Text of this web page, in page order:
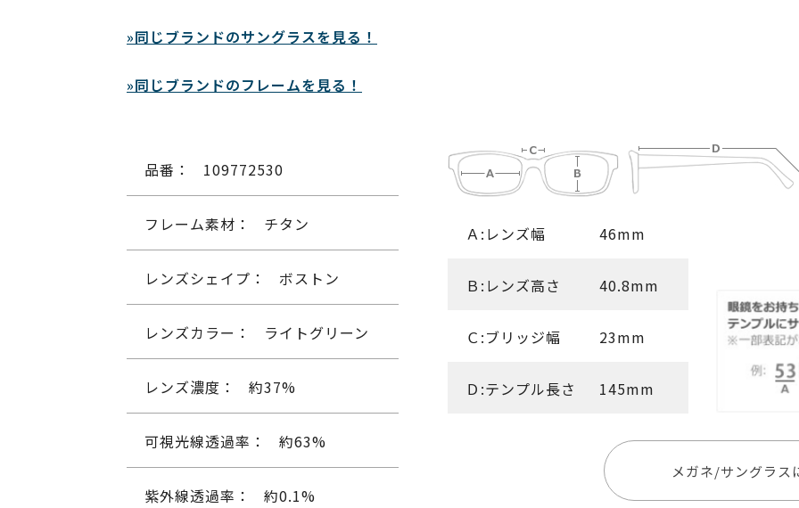
»同じブランドのサングラスを見る！
»同じブランドのフレームを見る！
品番： 109772530
フレーム素材： チタン
レンズシェイプ： ボストン
レンズカラー： ライトグリーン
レンズ濃度： 約37%
可視光線透過率： 約63%
紫外線透過率： 約0.1%
Ａ:レンズ幅 46mm
Ｂ:レンズ高さ 40.8mm
Ｃ:ブリッジ幅 23mm
Ｄ:テンプル長さ 145mm
メガネ/サングラス